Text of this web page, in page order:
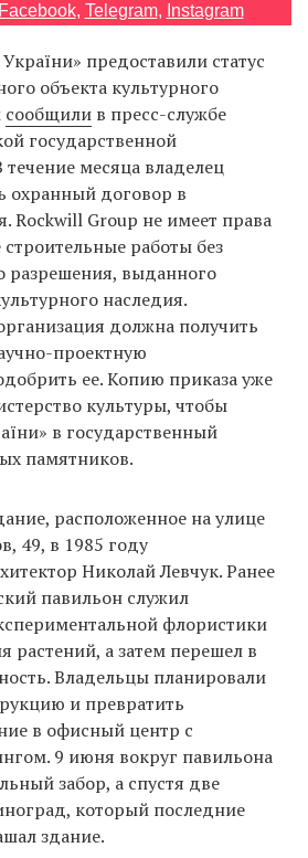
Facebook, Telegram, Instagram
предоставили статус
объекта культурного
сообщили в пресс-службе
государственной
месяца владелец
охранный договор в
Rockwill Group не имеет права
работы без
разрешения, выданного
наследия.
должна получить
проектную
ее. Копию приказа уже
культуры, чтобы
в государственный
памятников.
расположенное на улице
49, в 1985 году
Николай Левчук. Ранее
павильон служил
флористики
растений, а затем перешел в
Владельцы планировали
и превратить
в офисный центр с
9 июня вокруг павильона
забор, а спустя две
который последние
здание.